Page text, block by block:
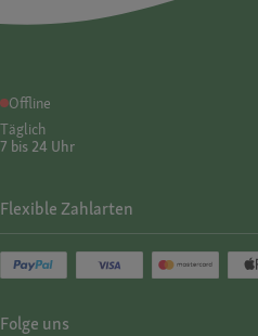
Offline
Täglich
7 bis 24 Uhr
Flexible Zahlarten
Folge uns